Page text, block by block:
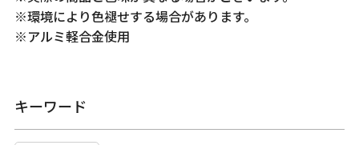
※環境により色褪せする場合があります。
※アルミ軽合金使用
キーワード